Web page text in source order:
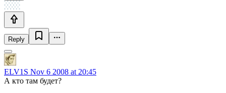
Reply
ELV1S Nov 6 2008 at 20:45
А кто там будет?